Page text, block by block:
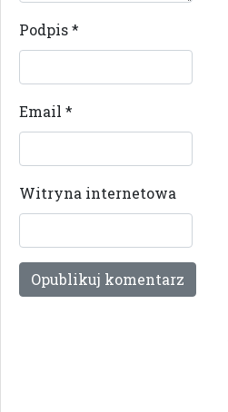
Podpis*
Email *
Witryna internetowa